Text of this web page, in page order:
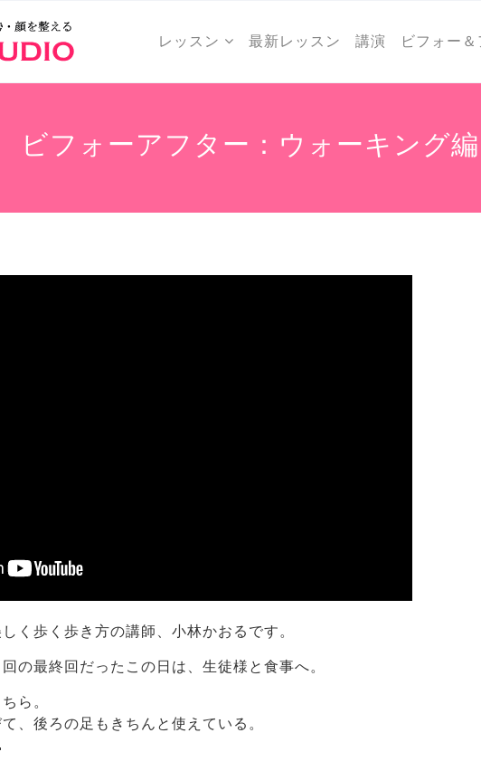
レッスン 最新レッスン 講演 ビフォー
ビフォーアフター：ウォーキング
く歩く歩き方の講師、小林かおるです。
の最終回だったこの日は、生徒様と食事へ。
ら。
、後ろの足もきちんと使えている。